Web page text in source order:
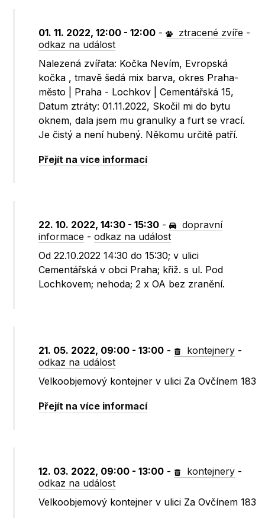
01. 11. 2022, 12:00 - 12:00 - ztracené zvíře -
odkaz na událost
Nalezená zvířata: Kočka Nevím, Evropská
kočka , tmavě šedá mix barva, okres Praha-
město | Praha - Lochkov | Cementářská 15,
Datum ztráty: 01.11.2022, Skočil mi do bytu
oknem, dala jsem mu granulky a furt se vrací.
Je čistý a není hubený. Někomu určitě patří.
Přejít na více informací
22. 10. 2022, 14:30 - 15:30 -
dopravní
informace -odkaz na událost
Od 22.10.2022 14:30 do 15:30; v ulici
Cementářská v obci Praha; křiž. s ul. Pod
Lochkovem; nehoda; 2 x OA bez zranění.
21. 05. 2022, 09:00 - 13:00 - kontejnery -
odkaz na událost
Velkoobjemový kontejner v ulici Za Ovčínem 183
Přejít na více informací
12. 03. 2022, 09:00 - 13:00 - kontejnery -
odkaz na událost
Velkoobjemový kontejner v ulici Za Ovčínem 183